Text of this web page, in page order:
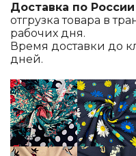
Доставка по России
отгрузка товара в
рабочих дня.
Время доставки до
дней.